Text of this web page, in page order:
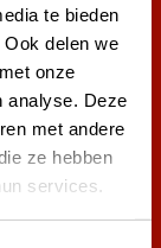
te bieden
delen we
onze
analyse. Deze
met andere
ze hebben
services.
on the best